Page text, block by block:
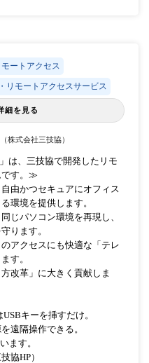
モートアクセス
リモートアクセスサービス
細を見る
（株式会社三技協）
は、三技協で開発したリモ
です。≫
由かつセキュアにオフィス
環境を提供します。
じパソコン環境を再現し、
ります。
アクセスにも快適な「テレ
す。
改革」に大きく貢献しま
キーを挿すだけ。
遠隔操作できる。
ます。
協HP）